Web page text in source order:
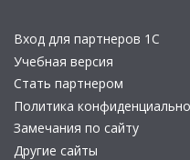
Вход для партнеров 1С
Учебная версия
Стать партнером
Политика
Замечания по сайту
Другие сайты